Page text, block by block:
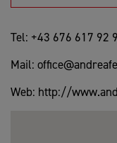
Tel: +43 676 617 92
Mail:
Web: http://